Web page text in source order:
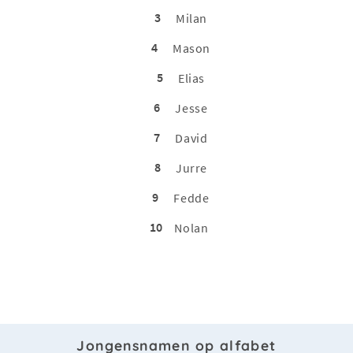
3
Milan
4
Mason
5
Elias
6
Jesse
7
David
8
Jurre
9
Fedde
10
Nolan
Jongensnamen op alfabet